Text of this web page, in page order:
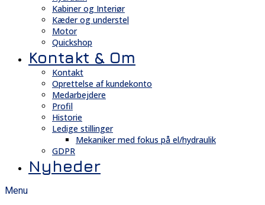
Kabiner og Interiør
Kæder og understel
Motor
Quickshop
Kontakt & Om
Kontakt
Oprettelse af kundekonto
Medarbejdere
Profil
Historie
Ledige stillinger
Mekaniker med fokus på el/hydraulik
GDPR
Nyheder
Menu